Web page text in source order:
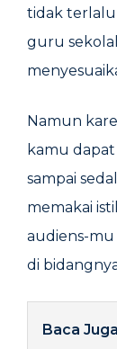
tidak terlalu
guru
Namun
kamu
sampai
memakai
audiens-mu
di
Baca